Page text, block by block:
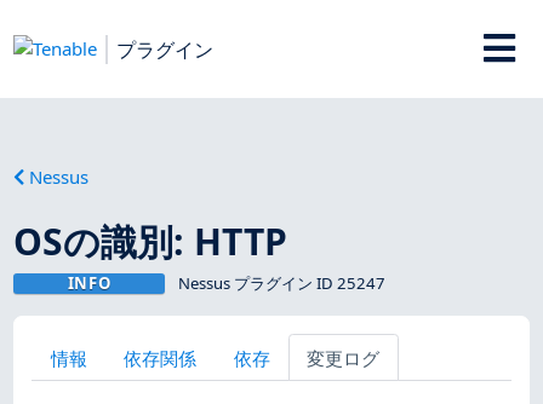
プラグイン
Nessus
OSの識別: HTTP
INFO Nessus プラグイン ID 25247
情報 依存関係 依存 変更ログ